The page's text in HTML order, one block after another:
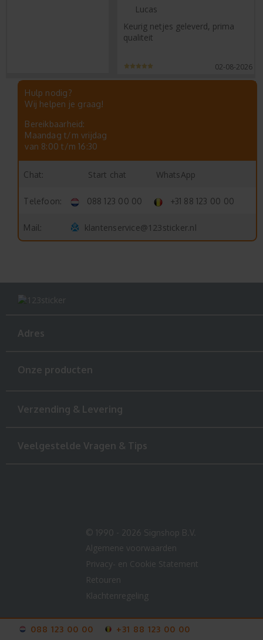
Lucas
Keurig netjes geleverd, prima
qualiteit
02-08-2026
Hulp nodig?
Wij helpen je graag!
Bereikbaarheid:
Maandag t/m vrijdag
van 8:00 t/m 16:30
Chat: Start chat WhatsApp
Telefoon: 088 123 00 00 +31 88 123 00 00
Mail: klantenservice@123sticker.nl
Adres
Onze producten
Verzending & Levering
Veelgestelde Vragen & Tips
© 1990 - 2026 Signshop B.V.
Algemene voorwaarden
Privacy- en Cookie Statement
Retouren
Klachtenregeling
088 123 00 00
+31 88 123 00 00